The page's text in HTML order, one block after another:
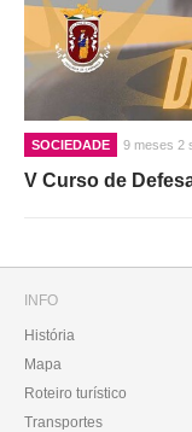
SOCIEDADE 9 meses 2
V Curso de
INFO
História
Mapa
Roteiro turístico
Transportes